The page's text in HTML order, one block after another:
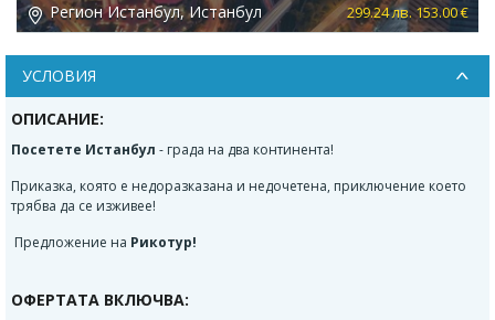
€ Регион Истанбул, Истанбул 212.99 лв.
УСЛОВИЯ
ОПИСАНИЕ:
Посетете Истанбул - града на два континента!
Приказка, която е недоразказана и недочетена, приключение което
трябва да се изживее!
Предложение на Рикотур!
ОФЕРТАТА ВКЛЮЧВА: